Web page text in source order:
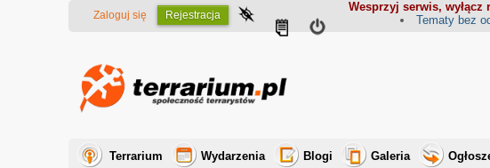
Wesprzyj serwis, wyłącz
Zaloguj się Rejestracja Tematy bez
Terrarium Wydarzenia Blogi Galeria